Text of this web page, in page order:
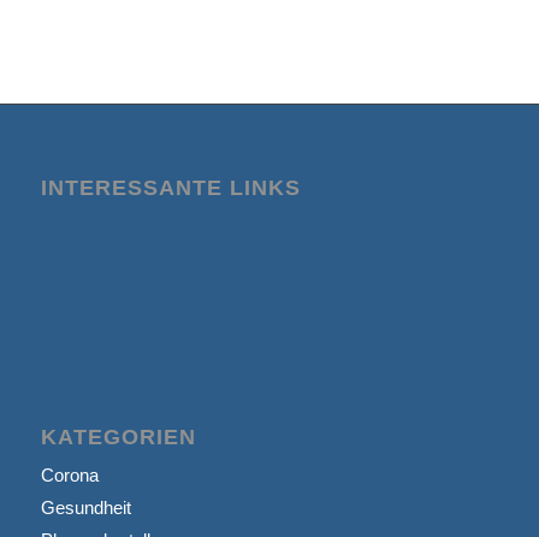
INTERESSANTE LINKS
KATEGORIEN
Corona
Gesundheit